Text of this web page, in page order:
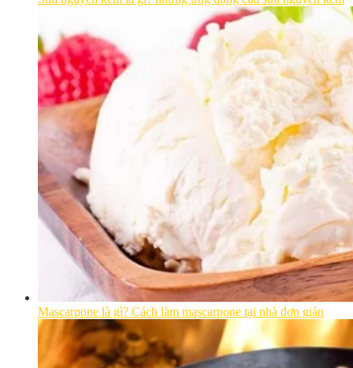
Mascarpone là gì? Cách làm mascarpone tại nhà đơn giản